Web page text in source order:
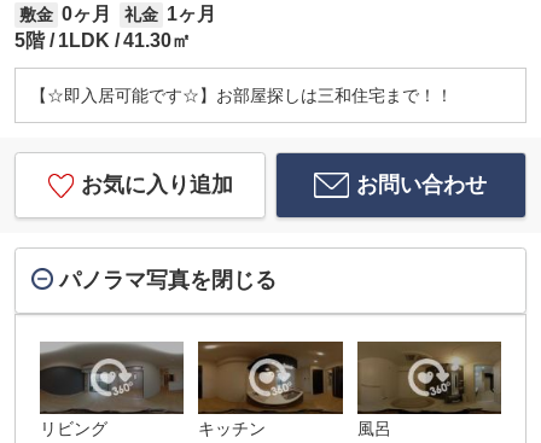
敷金 0ヶ月 礼金 1ヶ月
5階
1LDK 41.30㎡
【☆即入居可能です☆】お部屋探しは三和住宅まで！！
お気に入り追加 お問い合わせ
パノラマ写真を閉じる
リビング キッチン 風呂